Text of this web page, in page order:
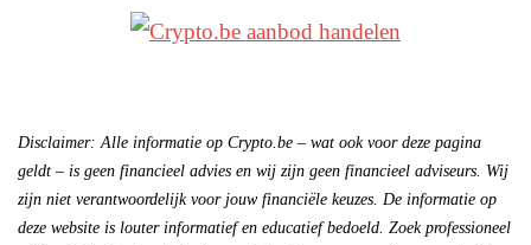
Disclaimer: Alle informatie op Crypto.be – wat ook voor deze pagina
geldt – is geen financieel advies en wij zijn geen financieel adviseurs. Wij
zijn niet verantwoordelijk voor jouw financiële keuzes. De informatie op
deze website is louter informatief en educatief bedoeld. Zoek professioneel